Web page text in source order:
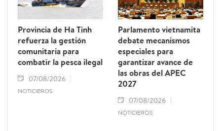
Provincia de Ha Tinh
refuerza la gestión
comunitaria para
combatir la pesca ilegal
07/08/2026
NOTICIEROS
Parlamento vietnamita
debate mecanismos
especiales para
garantizar avance de
las obras del APEC
2027
07/08/2026
NOTICIEROS